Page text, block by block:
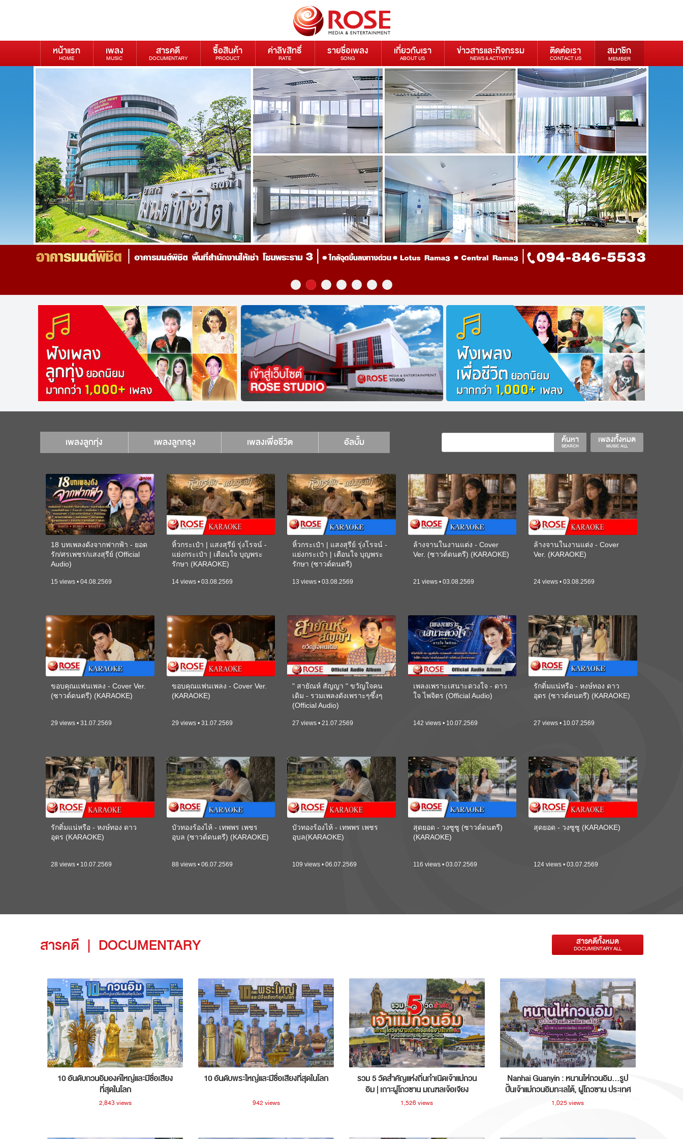
หน้าแรก
HOME
เพลง
MUSIC
สารคดี
DOCUMENTARY
ซื้อสินค้า
PRODUCT
ค่าลิขสิทธิ์
RATE
รายชื่อเพลง
SONG
เกี่ยวกับเรา
ABOUT US
ข่าวสารและกิจกรรม
NEWS & ACTIVITY
ติดต่อเรา
CONTACT US
สมาชิก
MEMBER
เพลงลูกทุ่ง เพลงลูกกรุง เพลงเพื่อชีวิต อัลบั้ม เพลงทั้งหมด
MUSIC ALL
ค้นหา
SEARCH
18 บทเพลงดังจากฟากฟ้า - ยอด
รัก/ศรเพชร/แสงสุรีย์ (Official
Audio)
15 views • 04.08.2569
หิ้วกระเป๋า | แสงสุรีย์ รุ่งโรจน์ -
แย่งกระเป๋า | เตือนใจ บุญพระ
รักษา (KARAOKE)
14 views • 03.08.2569
หิ้วกระเป๋า | แสงสุรีย์ รุ่งโรจน์ -
แย่งกระเป๋า | เตือนใจ บุญพระ
รักษา (ซาวด์ดนตรี)
13 views • 03.08.2569
ล้างจานในงานแต่ง - Cover
Ver. (ซาวด์ดนตรี) (KARAOKE)
21 views • 03.08.2569
ล้างจานในงานแต่ง - Cover
Ver. (KARAOKE)
24 views • 03.08.2569
ขอบคุณแฟนเพลง - Cover Ver.
(ซาวด์ดนตรี) (KARAOKE)
29 views • 31.07.2569
ขอบคุณแฟนเพลง - Cover Ver.
(KARAOKE)
29 views • 31.07.2569
" สายัณห์ สัญญา " ขวัญใจคน
เดิม - รวมเพลงดังเพราะๆซึ้งๆ
(Official Audio)
27 views • 21.07.2569
เพลงเพราะเสนาะดวงใจ - ดาว
ใจ ไพจิตร (Official Audio)
142 views • 10.07.2569
รักติ๋มแน่หรือ - หงษ์ทอง ดาว
อุดร (ซาวด์ดนตรี) (KARAOKE)
27 views • 10.07.2569
รักติ๋มแน่หรือ - หงษ์ทอง ดาว
อุดร (KARAOKE)
28 views • 10.07.2569
บัวทองร้องไห้ - เทพพร เพชร
อุบล (ซาวด์ดนตรี) (KARAOKE)
88 views • 06.07.2569
บัวทองร้องไห้ - เทพพร เพชร
อุบล(KARAOKE)
109 views • 06.07.2569
สุดยอด - วงซูซู (ซาวด์ดนตรี)
(KARAOKE)
116 views • 03.07.2569
สุดยอด - วงซูซู (KARAOKE)
124 views • 03.07.2569
สารคดี | DOCUMENTARY สารคดีทั้งหมด
DOCUMENTARY ALL
10 อันดับกวนอิมองค์ใหญ่และมีชื่อเสียง
ที่สุดในโลก
2,843 views
10 อันดับพระใหญ่และมีชื่อเสียงที่สุดในโลก
942 views
รวม 5 วัดสำคัญแห่งถิ่นกำเนิดเจ้าแม่กวน
อิม | เกาะผู่โถวซาน มณฑลเจ้อเจียง
ประเทศจีน
1,526 views
Nanhai Guanyin : หนานไห่กวนอิม...รูป
ปั้นเจ้าแม่กวนอิมทะเลใต้, ผู่โถวซาน ประเทศ
จีน
1,025 views